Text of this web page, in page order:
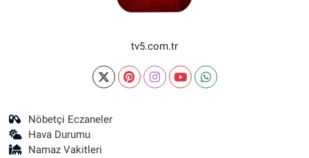
tv5.com.tr
Nöbetçi Eczaneler
Hava Durumu
Namaz Vakitleri